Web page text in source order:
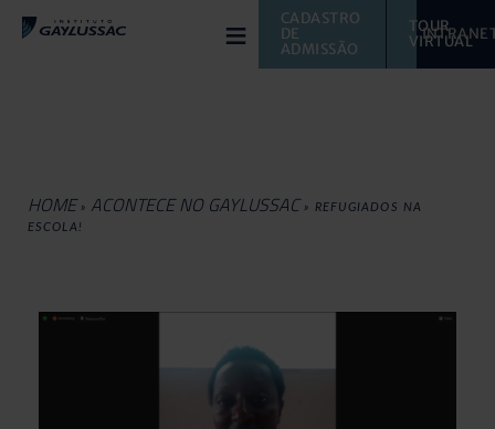
≡
CADASTRO
DE
ADMISSÃO
TOUR
VIRTUAL
HOME » ACONTECE NO GAYLUSSAC »
REFUGIADOS NA
ESCOLA!